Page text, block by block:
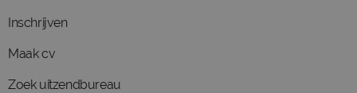
Inschrijven
Maak cv
Zoek uitzendbureau